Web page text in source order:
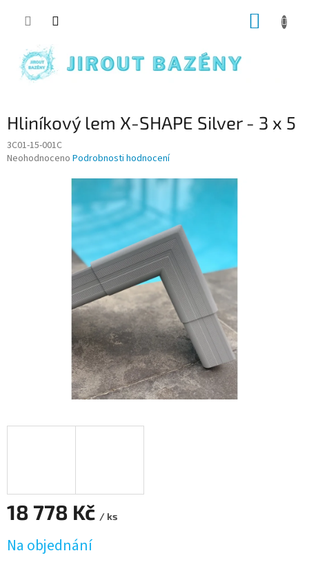
Hliníkový lem X-SHAPE Silver - 3 x 5
3C01-15-001C
Průměrné hodnocení produktu je 0,0 z 5 hvězdiček.
Neohodnoceno Podrobnosti hodnocení
18 778 Kč / ks
Na objednání